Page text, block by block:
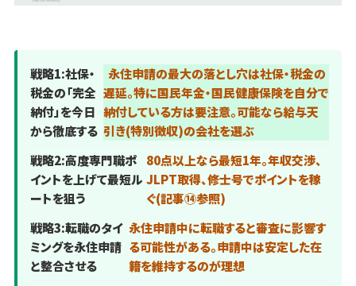
戦略1:社保・
税金の「完全
納付」を今日
から徹底する
永住申請の最大の落とし穴は社保・税金の
遅延。特に国民年金・国民健康保険を自分で
納付している方は要注意。可能なら給与天
引き(特別徴収)の会社を選ぶ
戦略2:高度専門職ポ
イントを上げて最短ル
ートを狙う
80点以上なら最短1年。年収交渉、
JLPT取得、修士号でポイントを稼
ぐ(記事⑭参照)
戦略3:転職のタイ
ミングを永住申請
と整合させる
永住申請中に転職すると審査に影響す
る可能性がある。申請中は安定した在
籍を維持するのが理想